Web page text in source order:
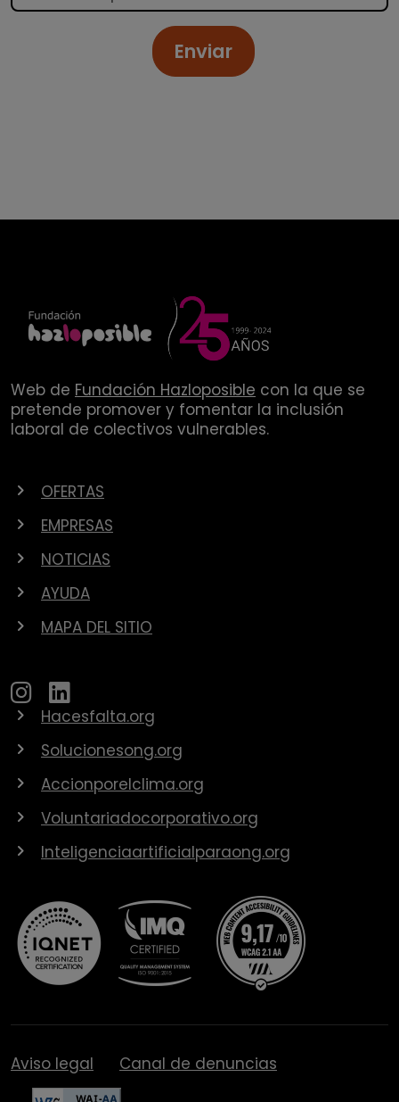
Enviar
Web de Fundación Hazloposible con la que se
pretende promover y fomentar la inclusión
laboral de colectivos vulnerables.
OFERTAS
EMPRESAS
NOTICIAS
AYUDA
MAPA DEL SITIO
Hacesfalta.org
Solucionesong.org
Accionporelclima.org
Voluntariadocorporativo.org
Inteligenciaartificialparaong.org
Aviso legal Canal de denuncias